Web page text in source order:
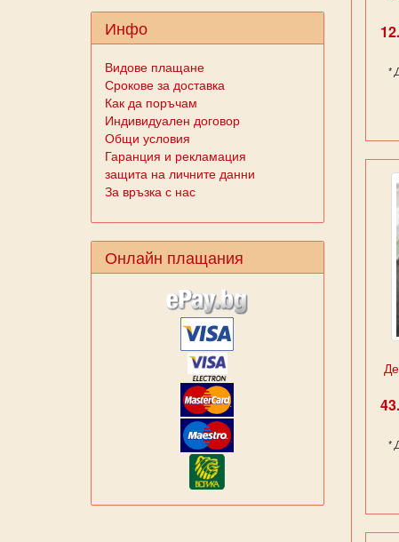
Инфо
Видове плащане
Срокове за доставка
Как да поръчам
Индивидуален договор
Общи условия
Гаранция и рекламация
защита на личните данни
За връзка с нас
Онлайн плащания
*
*